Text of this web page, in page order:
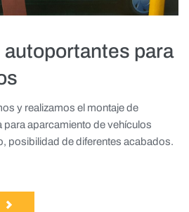
para
y realizamos el montaje de
para aparcamiento de vehículos
posibilidad de diferentes acabados.